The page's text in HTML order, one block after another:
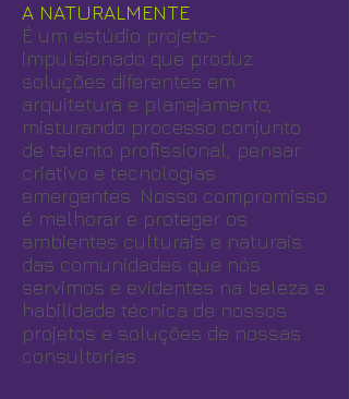
A NATURALMENTE
É um estúdio projeto-
impulsionado que produz
soluções diferentes em
arquitetura e planejamento,
misturando processo conjunto
de talento profissional, pensar
criativo e tecnologias
emergentes. Nosso compromisso
é melhorar e proteger os
ambientes culturais e naturais
das comunidades que nós
servimos e evidentes na beleza e
habilidade técnica de nossos
projetos e soluções de nossas
consultorias.